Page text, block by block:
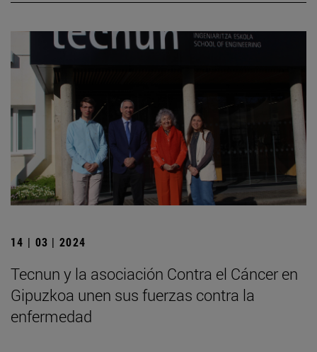
14 | 03 | 2024
Tecnun y la asociación Contra el Cáncer en
Gipuzkoa unen sus fuerzas contra la
enfermedad